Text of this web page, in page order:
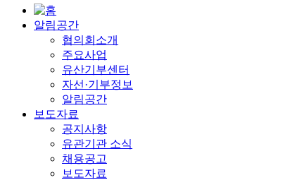
알림공간
협의회소개
주요사업
유산기부센터
자선·기부정보
알림공간
보도자료
공지사항
유관기관 소식
채용공고
보도자료